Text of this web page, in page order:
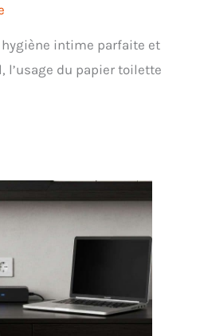
hygiène intime parfaite et
l’usage du papier toilette